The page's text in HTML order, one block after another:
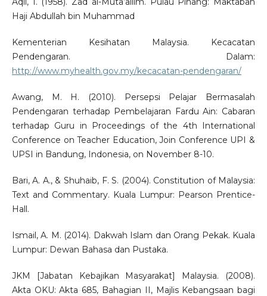
Haji Abdullah bin Muhammad
Kementerian Kesihatan Malaysia. Kecacatan
Pendengaran. Dalam:
http://www.myhealth.gov.my/kecacatan-pendengaran/
Awang, M. H. (2010). Persepsi Pelajar Bermasalah
Pendengaran terhadap Pembelajaran Fardu Ain: Cabaran
terhadap Guru in Proceedings of the 4th International
Conference on Teacher Education, Join Conference UPI &
UPSI in Bandung, Indonesia, on November 8-10.
Bari, A. A., & Shuhaib, F. S. (2004). Constitution of Malaysia:
Text and Commentary. Kuala Lumpur: Pearson Prentice-
Hall.
Ismail, A. M. (2014). Dakwah Islam dan Orang Pekak. Kuala
Lumpur: Dewan Bahasa dan Pustaka.
JKM [Jabatan Kebajikan Masyarakat] Malaysia. (2008).
Akta OKU: Akta 685, Bahagian II, Majlis Kebangsaan bagi